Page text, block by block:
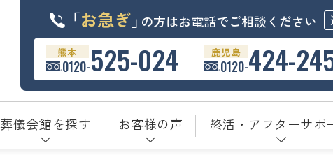
「お急ぎ」 の方はお電話でご相談ください
熊本
0120-525-024 鹿児島
0120-424-
葬儀会館を探す お客様の声 終活・アフターサポ